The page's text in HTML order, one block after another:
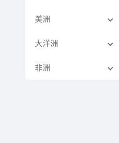
美洲
大洋洲
非洲